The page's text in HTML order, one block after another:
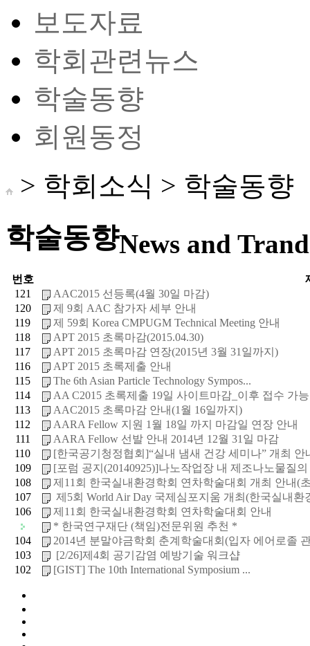
보도자료
학회관련뉴스
학술동향
회원동정
> 학회소식 > 학술동향
학술동향News and
번호
121
AAC2015 선등록(4월 30일 마감)
120
제 9회 AAC 참가자 세부 안내
119
제 59회 Korea CMPUGM Technical Meeting 안내
118
APT 2015 초록마감(2015.04.30)
117
APT 2015 초록마감 연장(2015년 3월 31일까지)
116
APT 2015 초록제출 안내
115
The 6th Asian Particle Technology Sympos...
114
AA C2015 초록제출 19일 사이트마감_이후 접수 가
113
AAC2015 초록마감 안내(1월 16일까지)
112
AARA Fellow 지원 1월 18일 까지 마감일 연장 안내
111
AARA Fellow 선발 안내 2014년 12월 31일 마감
110
[한국공기청정협회]“실내 냄새 건강 세미나” 개최 안
109
[포럼 공지(20140925)]나노작업장 내 제조나노물질의
108
제11회 한국실내환경학회 연차학술대회 개최 안내(
107
제5회 World Air Day 국제심포지움 개최(한국실내환
106
제11회 한국실내환경학회 연차학술대회 안내
* 한국연구재단 (책임)전문위원 추천 *
104
2014년 분말야금학회 춘계학술대회(입자 에어로졸
103
[2/26]제4회 공기감염 예방기술 워크샵
102
[GIST] The 10th International Symposium ...